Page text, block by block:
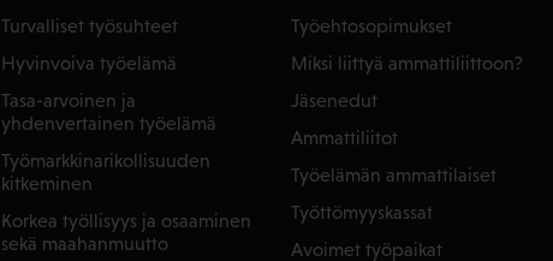
Turvalliset työsuhteet
Hyvinvoiva työelämä
Tasa-arvoinen ja
yhdenvertainen työelämä
Työmarkkinarikollisuuden
kitkeminen
Korkea työllisyys ja osaaminen
sekä maahanmuutto
Työehtosopimukset
Miksi liittyä ammattiliittoon?
Jäsenedut
Ammattiliitot
Työelämän ammattilaiset
Työttömyyskassat
Avoimet työpaikat